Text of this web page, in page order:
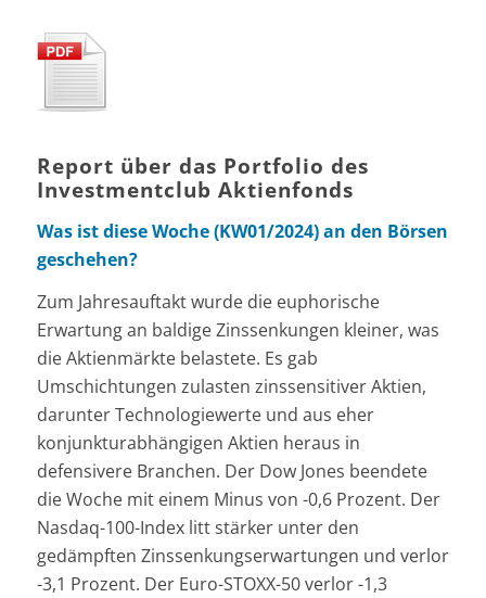
Report über das Portfolio des
Investmentclub Aktienfonds
Was ist diese Woche (KW01/2024) an den Börsen
geschehen?
Zum Jahresauftakt wurde die euphorische
Erwartung an baldige Zinssenkungen kleiner, was
die Aktienmärkte belastete. Es gab
Umschichtungen zulasten zinssensitiver Aktien,
darunter Technologiewerte und aus eher
konjunkturabhängigen Aktien heraus in
defensivere Branchen. Der Dow Jones beendete
die Woche mit einem Minus von -0,6 Prozent. Der
Nasdaq-100-Index litt stärker unter den
gedämpften Zinssenkungserwartungen und verlor
-3,1 Prozent. Der Euro-STOXX-50 verlor -1,3